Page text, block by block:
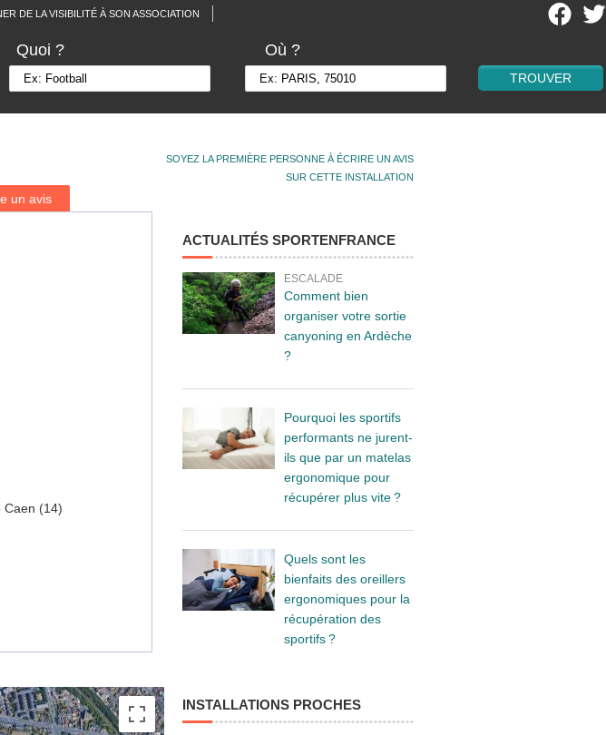
DE LA VISIBILITÉ À SON ASSOCIATION
Quoi ? Où ?
SOYEZ LA PREMIÈRE PERSONNE À ÉCRIRE UN AVIS
SUR CETTE INSTALLATION
un avis
Caen (14)
ACTUALITÉS SPORTENFRANCE
ESCALADE
Comment bien
organiser votre sortie
canyoning en Ardèche
?
Pourquoi les sportifs
performants ne jurent-
ils que par un matelas
ergonomique pour
récupérer plus vite ?
Quels sont les
bienfaits des oreillers
ergonomiques pour la
récupération des
sportifs ?
INSTALLATIONS PROCHES